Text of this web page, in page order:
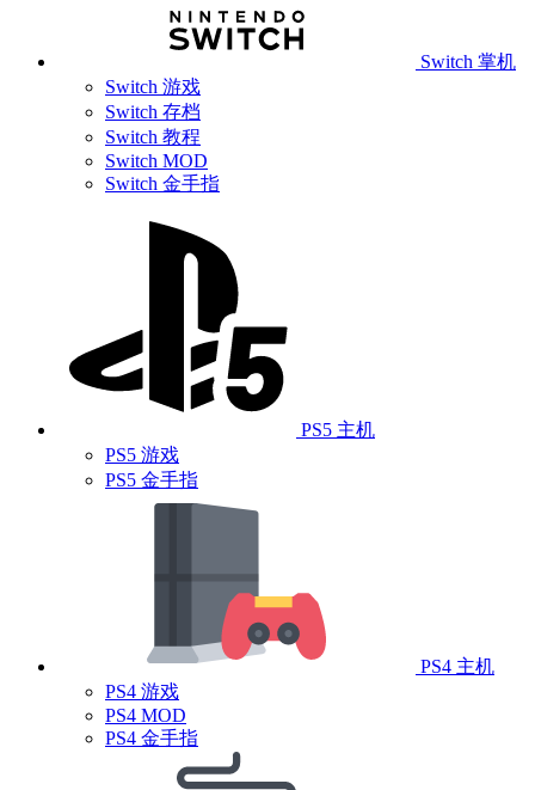
Switch 掌机
Switch 游戏
Switch 存档
Switch 教程
Switch MOD
Switch 金手指
PS5 主机
PS5 游戏
PS5 金手指
PS4 主机
PS4 游戏
PS4 MOD
PS4 金手指